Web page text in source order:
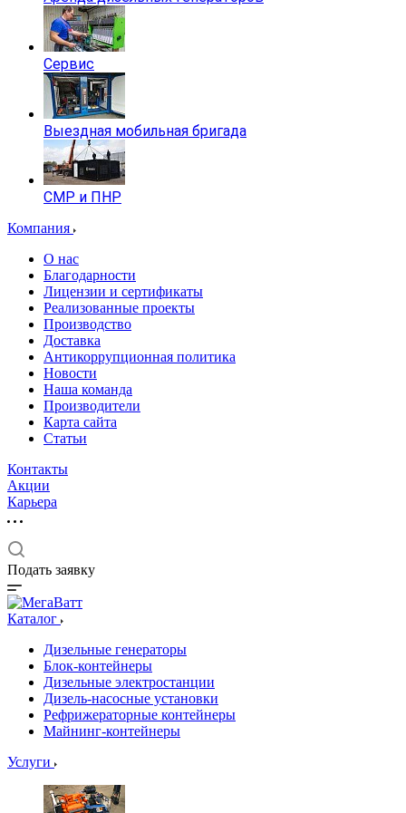
Сервис
Выездная мобильная бригада
СМР и ПНР
Компания
О нас
Благодарности
Лицензии и сертификаты
Реализованные проекты
Производство
Доставка
Антикоррупционная политика
Новости
Наша команда
Производители
Карта сайта
Статьи
Контакты
Акции
Карьера
Подать заявку
Каталог
Дизельные генераторы
Блок-контейнеры
Дизельные электростанции
Дизель-насосные установки
Рефрижераторные контейнеры
Майнинг-контейнеры
Услуги